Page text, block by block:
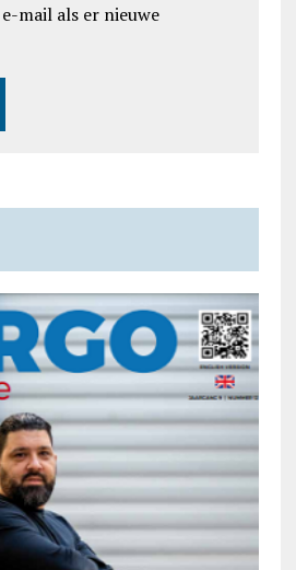
mail als er nieuwe